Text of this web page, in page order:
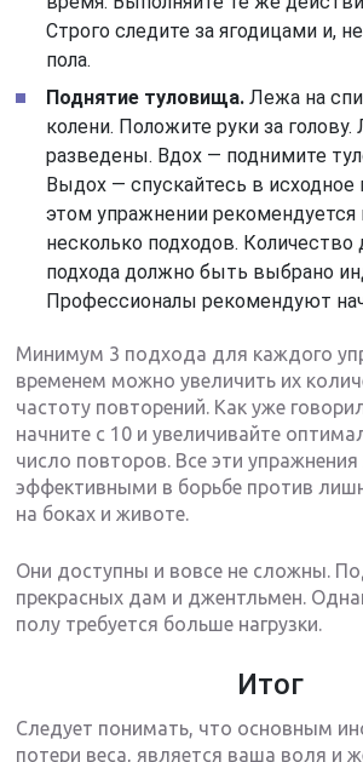
Строго следите за ягодицами и,
пола.
Поднятие туловища. Лежа на
колени. Положите руки за голову.
разведены. Вдох — поднимите
Выдох — спускайтесь в исходное
этом упражнении рекомендуется
несколько подходов. Количество
подхода должно быть выбрано
Профессионалы рекомендуют
Минимум 3 подхода для каждого
временем можно увеличить их
частоту повторений. Как уже
начните с 10 и увеличивайте
число повторов. Все эти
эффективными в борьбе против
на боках и животе.
Они доступны и вовсе не сложны.
прекрасных дам и джентльмен.
полу требуется больше нагрузки.
Итог
Следует понимать, что основным
потери веса, является ваша воля и